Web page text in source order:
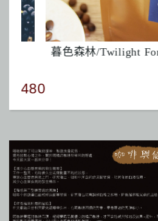
暮色森林/Twilight Forest/